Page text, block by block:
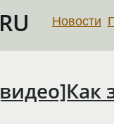
Новости